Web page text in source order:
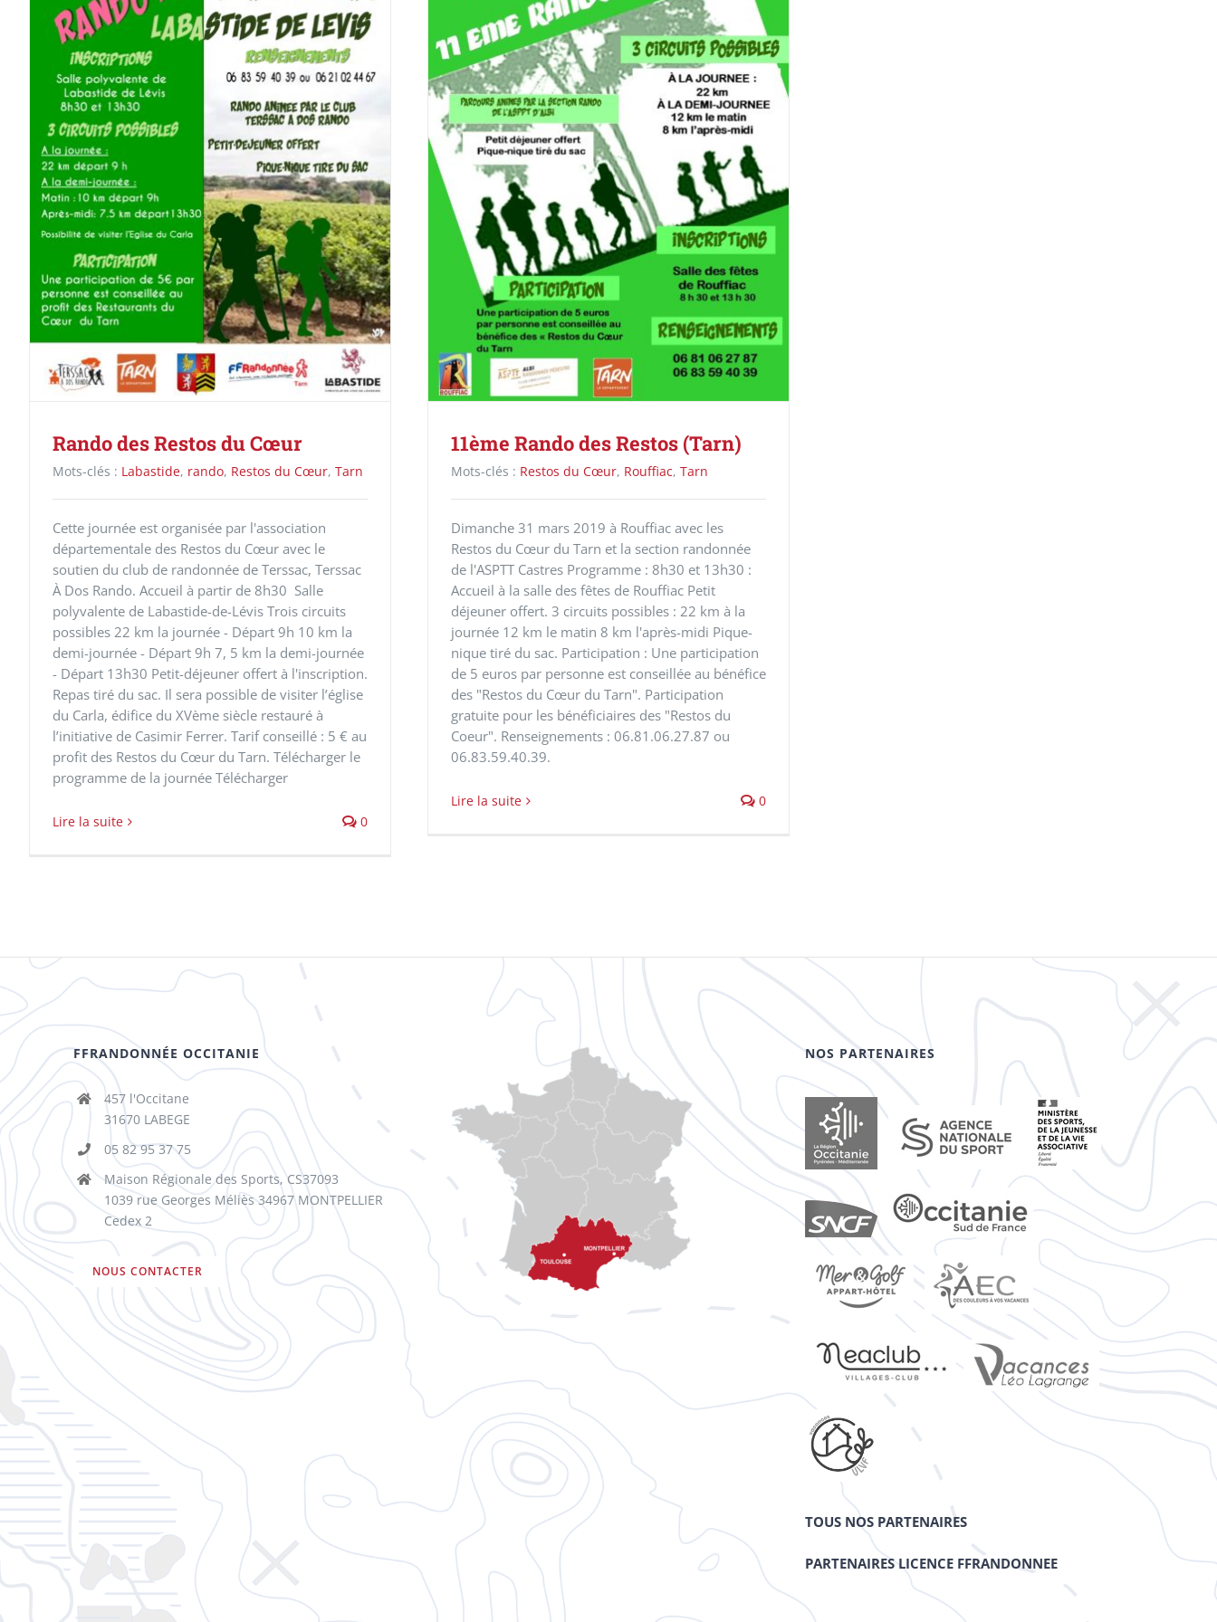
Rando des Restos du Cœur
Mots-clés : Labastide, rando, Restos du Cœur, Tarn
Cette journée est organisée par l'association
départementale des Restos du Cœur avec le
soutien du club de randonnée de Terssac, Terssac
À Dos Rando. Accueil à partir de 8h30 Salle
polyvalente de Labastide-de-Lévis Trois circuits
possibles 22 km la journée - Départ 9h 10 km la
demi-journée - Départ 9h 7, 5 km la demi-journée
- Départ 13h30 Petit-déjeuner offert à l'inscription.
Repas tiré du sac. Il sera possible de visiter l’église
du Carla, édifice du XVème siècle restauré à
l’initiative de Casimir Ferrer. Tarif conseillé : 5 € au
profit des Restos du Cœur du Tarn. Télécharger le
programme de la journée Télécharger
Lire la suite 0
11ème Rando des Restos (Tarn)
Mots-clés : Restos du Cœur, Rouffiac, Tarn
Dimanche 31 mars 2019 à Rouffiac avec les
Restos du Cœur du Tarn et la section randonnée
de l'ASPTT Castres Programme : 8h30 et 13h30 :
Accueil à la salle des fêtes de Rouffiac Petit
déjeuner offert. 3 circuits possibles : 22 km à la
journée 12 km le matin 8 km l'après-midi Pique-
nique tiré du sac. Participation : Une participation
de 5 euros par personne est conseillée au bénéfice
des "Restos du Cœur du Tarn". Participation
gratuite pour les bénéficiaires des "Restos du
Coeur". Renseignements : 06.81.06.27.87 ou
06.83.59.40.39.
Lire la suite 0
FFRANDONNÉE OCCITANIE
457 l'Occitane
31670 LABEGE
05 82 95 37 75
Maison Régionale des Sports, CS37093
1039 rue Georges Méliès 34967 MONTPELLIER
Cedex 2
NOUS CONTACTER
NOS PARTENAIRES
TOUS NOS PARTENAIRES
PARTENAIRES LICENCE FFRANDONNEE